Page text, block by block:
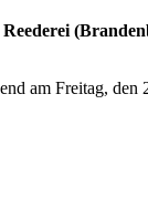
am Freitag,